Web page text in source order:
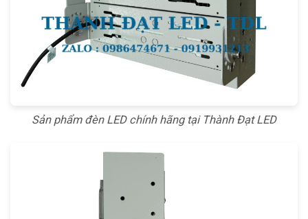
Sản phẩm đèn LED chính hãng tại Thành Đạt LED